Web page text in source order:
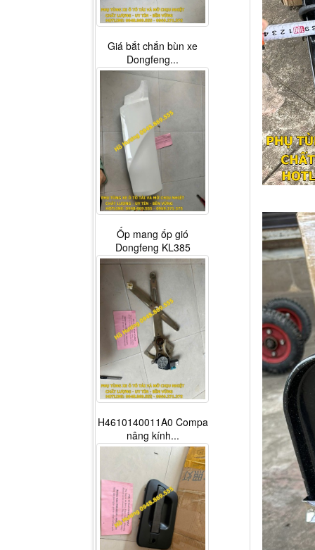
Giá bắt chắn bùn xe
Dongfeng...
Ốp mang ốp gió
Dongfeng KL385
H4610140011A0 Compa
nâng kính...